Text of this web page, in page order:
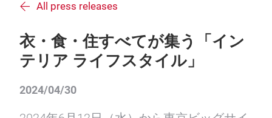
All press releases
衣・食・住すべてが集う「イン
テリア ライフスタイル」
2024/04/30